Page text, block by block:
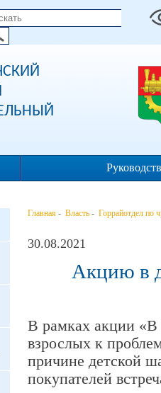
Главная - Власть - Горрайотдел по
30.08.2021
Акцию в
В рамках акции «В
взрослых к
причине детской
покупателей